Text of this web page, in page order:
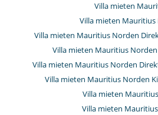
Villa mieten
Villa mieten Mauritius
Villa mieten Mauritius Norden
Villa mieten Mauritius
Villa mieten Mauritius Norden
Villa mieten Mauritius Norden
Villa mieten
Villa mieten